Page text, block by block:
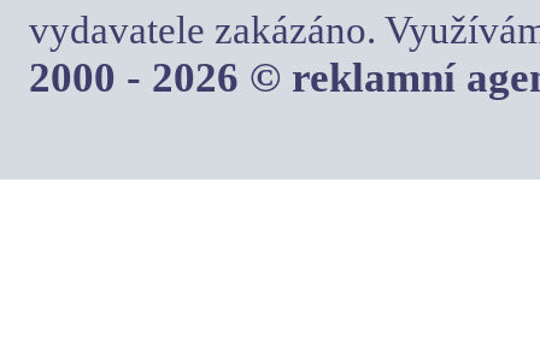
vydavatele zakázáno.
2000 - 2026 © reklamní